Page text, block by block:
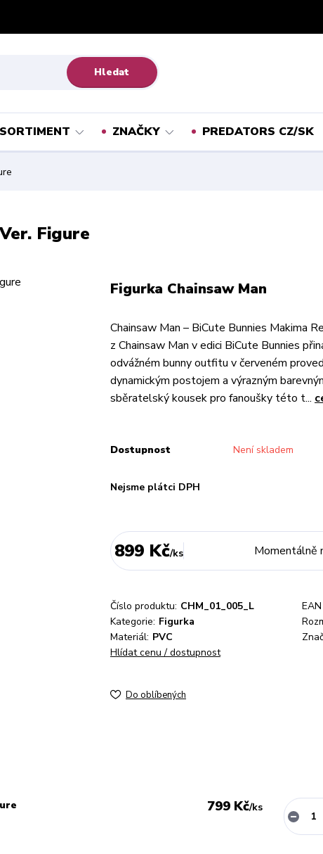
Hledat
ZNAČKY PREDATORS CZ/SK
Figure
Figurka Chainsaw Man
Chainsaw Man – BiCute Bunnies Makima
z Chainsaw Man v edici BiCute Bunnies
odvážném bunny outfitu v červeném
dynamickým postojem a výrazným
sběratelský kousek pro fanoušky této t...
Dostupnost Není skladem
Nejsme plátci DPH
899 Kč/ks Momentálně
Číslo produktu: CHM_01_005_L
Kategorie: Figurka
Materiál: PVC
Hlídat cenu / dostupnost
Do oblíbených
799 Kč/ks